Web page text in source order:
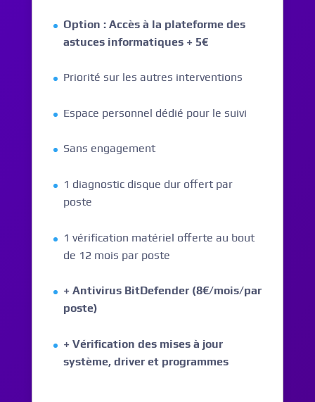
Option : Accès à la plateforme des
astuces informatiques + 5€
Priorité sur les autres interventions
Espace personnel dédié pour le suivi
Sans engagement
1 diagnostic disque dur offert par
poste
1 vérification matériel offerte au bout
de 12 mois par poste
+ Antivirus BitDefender (8€/mois/par
poste)
+ Vérification des mises à jour
système, driver et programmes